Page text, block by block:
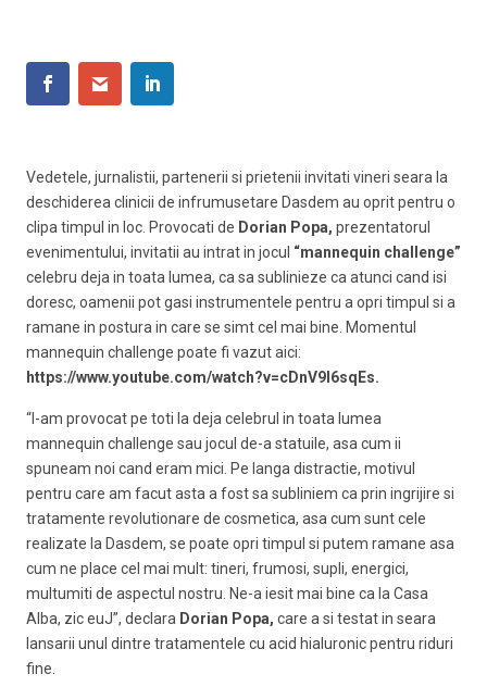
Vedetele, jurnalistii, partenerii si prietenii invitati vineri seara la
deschiderea clinicii de infrumusetare Dasdem au oprit pentru o
clipa timpul in loc. Provocati de Dorian Popa, prezentatorul
evenimentului, invitatii au intrat in jocul “mannequin challenge”
celebru deja in toata lumea, ca sa sublinieze ca atunci cand isi
doresc, oamenii pot gasi instrumentele pentru a opri timpul si a
ramane in postura in care se simt cel mai bine. Momentul
mannequin challenge poate fi vazut aici:
https://www.youtube.com/watch?v=cDnV9I6sqEs.
“I-am provocat pe toti la deja celebrul in toata lumea
mannequin challenge sau jocul de-a statuile, asa cum ii
spuneam noi cand eram mici. Pe langa distractie, motivul
pentru care am facut asta a fost sa subliniem ca prin ingrijire si
tratamente revolutionare de cosmetica, asa cum sunt cele
realizate la Dasdem, se poate opri timpul si putem ramane asa
cum ne place cel mai mult: tineri, frumosi, supli, energici,
multumiti de aspectul nostru. Ne-a iesit mai bine ca la Casa
Alba, zic euJ”, declara Dorian Popa, care a si testat in seara
lansarii unul dintre tratamentele cu acid hialuronic pentru riduri
fine.